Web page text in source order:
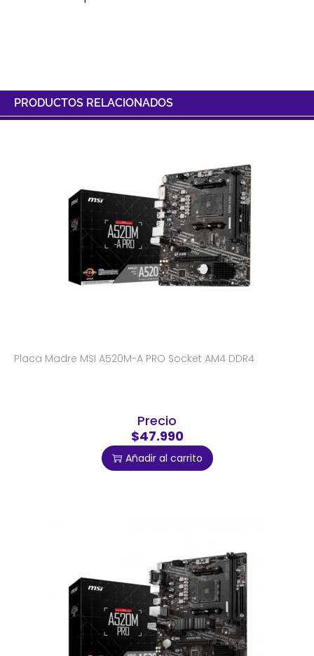
PRODUCTOS RELACIONADOS
Placa Madre MSI A520M-A PRO Socket AM4 DDR4
Precio
$47.990
Añadir al carrito